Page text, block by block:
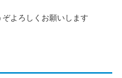
よろしくお願いします